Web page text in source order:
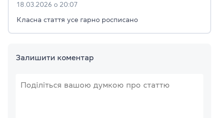
18.03.2026 о 20:07
Класна стаття усе гарно росписано
Залишити коментар